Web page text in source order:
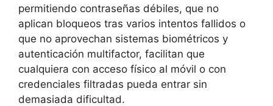
permitiendo contraseñas débiles, que no
aplican bloqueos tras varios intentos fallidos o
que no aprovechan sistemas biométricos y
autenticación multifactor, facilitan que
cualquiera con acceso físico al móvil o con
credenciales filtradas pueda entrar sin
demasiada dificultad.